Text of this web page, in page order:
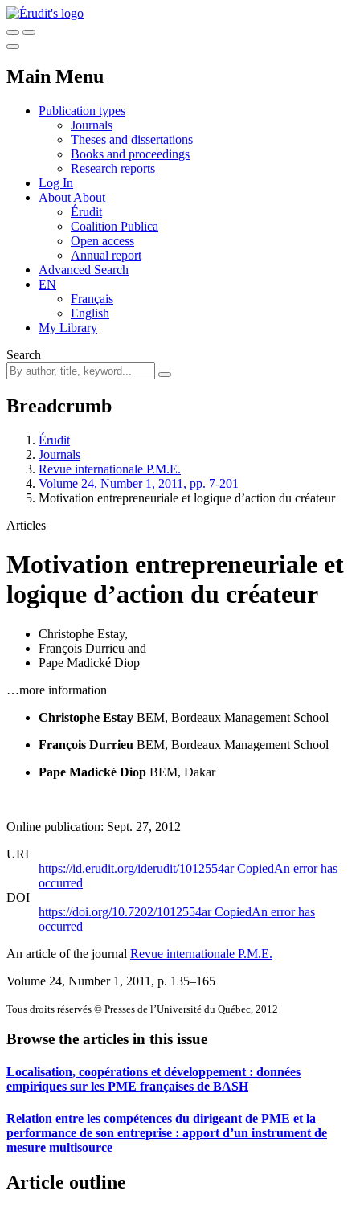
Main Menu
Publication types
Journals
Theses and dissertations
Books and proceedings
Research reports
Log In
About About
Érudit
Coalition Publica
Open access
Annual report
Advanced Search
EN
Français
English
My Library
Search
Breadcrumb
Érudit
Journals
Revue internationale P.M.E.
Volume 24, Number 1, 2011, pp. 7-201
Motivation entrepreneuriale et logique d’action du créateur
Articles
Motivation entrepreneuriale et
logique d’action du créateur
Christophe Estay,
François Durrieu and
Pape Madické Diop
…more information
Christophe Estay BEM, Bordeaux Management School
François Durrieu BEM, Bordeaux Management School
Pape Madické Diop BEM, Dakar
Online publication: Sept. 27, 2012
URI
https://id.erudit.org/iderudit/1012554arCopiedAn error has
occurred
DOI
https://doi.org/10.7202/1012554arCopiedAn error has
occurred
An article of the journal Revue internationale P.M.E.
Volume 24, Number 1, 2011 , p. 135–165
Tous droits réservés © Presses de l’Université du Québec, 2012
Browse the articles in this issue
Localisation, coopérations et développement : données
empiriques sur les PME françaises de BASH
Relation entre les compétences du dirigeant de PME et la
performance de son entreprise : apport d’un instrument de
mesure multisource
Article outline